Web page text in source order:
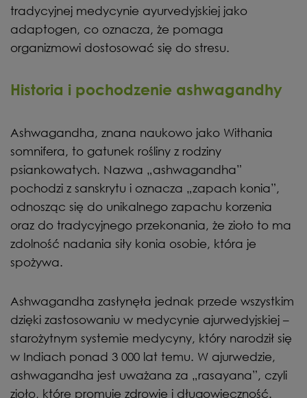
tradycyjnej medycynie ayurvedyjskiej jako
adaptogen, co oznacza, że pomaga
organizmowi dostosować się do stresu.
Historia i pochodzenie ashwagandhy
Ashwagandha, znana naukowo jako Withania
somnifera, to gatunek rośliny z rodziny
psiankowatych. Nazwa „ashwagandha”
pochodzi z sanskrytu i oznacza „zapach konia”,
odnosząc się do unikalnego zapachu korzenia
oraz do tradycyjnego przekonania, że zioło to ma
zdolność nadania siły konia osobie, która je
spożywa.
Ashwagandha zasłynęła jednak przede wszystkim
dzięki zastosowaniu w medycynie ajurwedyjskiej –
starożytnym systemie medycyny, który narodził się
w Indiach ponad 3 000 lat temu. W ajurwedzie,
ashwagandha jest uważana za „rasayana”, czyli
zioło, które promuje zdrowie i długowieczność.